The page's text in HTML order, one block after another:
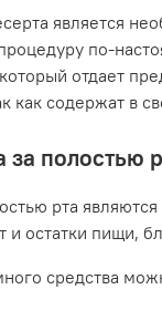
является
по-
отдает
как содержат в
полостью
рта
и остатки пищи,
средства